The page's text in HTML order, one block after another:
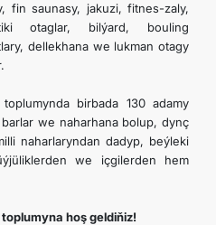
ULAG ULGAMY
fin saunasy, jakuzi, fitnes-zaly,
otaglar, bilýard, bouling
dellekhana we lukman otagy
birbada 130 adamy
we naharhana bolup, dynç
naharlaryndan dadyp, beýleki
we içgilerden hem
hoş geldiňiz!